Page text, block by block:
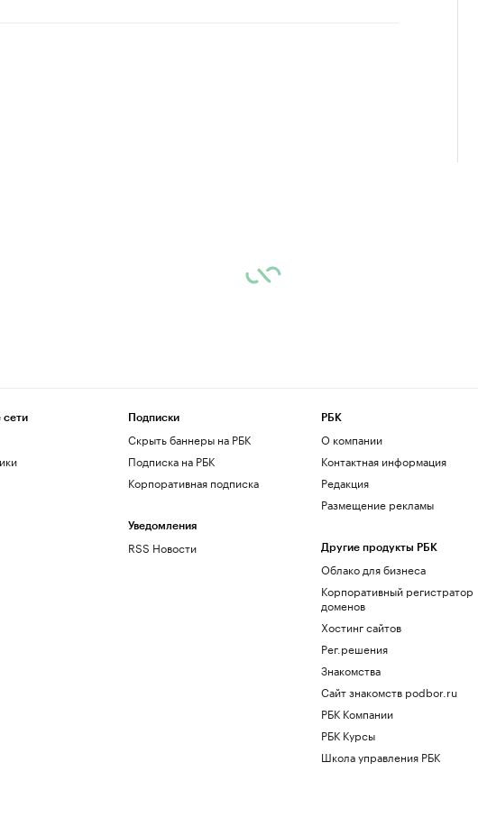
сети Подписки
Скрыть баннеры на РБК
Подписка на РБК
Корпоративная подписка
Уведомления
RSS Новости
РБК
О компании
Контактная информация
Редакция
Размещение рекламы
Другие продукты РБК
Облако для бизнеса
Корпоративный регистратор
доменов
Хостинг сайтов
Рег.решения
Знакомства
Сайт знакомств podbor.ru
РБК Компании
РБК Курсы
Школа управления РБК